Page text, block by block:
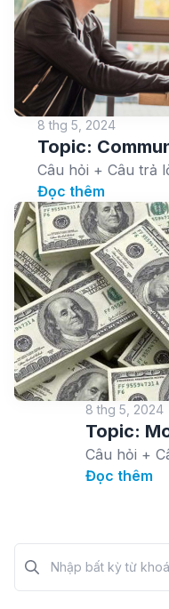
8 thg 5, 2024
Topic:
Câu hỏi + Câu trả
Đọc thêm
8 thg 5, 2024
Topic:
Câu hỏi +
Đọc thêm
Tìm kiếm?>